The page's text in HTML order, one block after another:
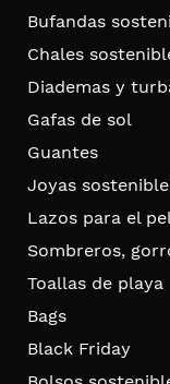
Bufandas
Chales
Diademas y
Gafas de sol
Guantes
Joyas
Lazos para el
Sombreros,
Toallas de playa
Bags
Black Friday